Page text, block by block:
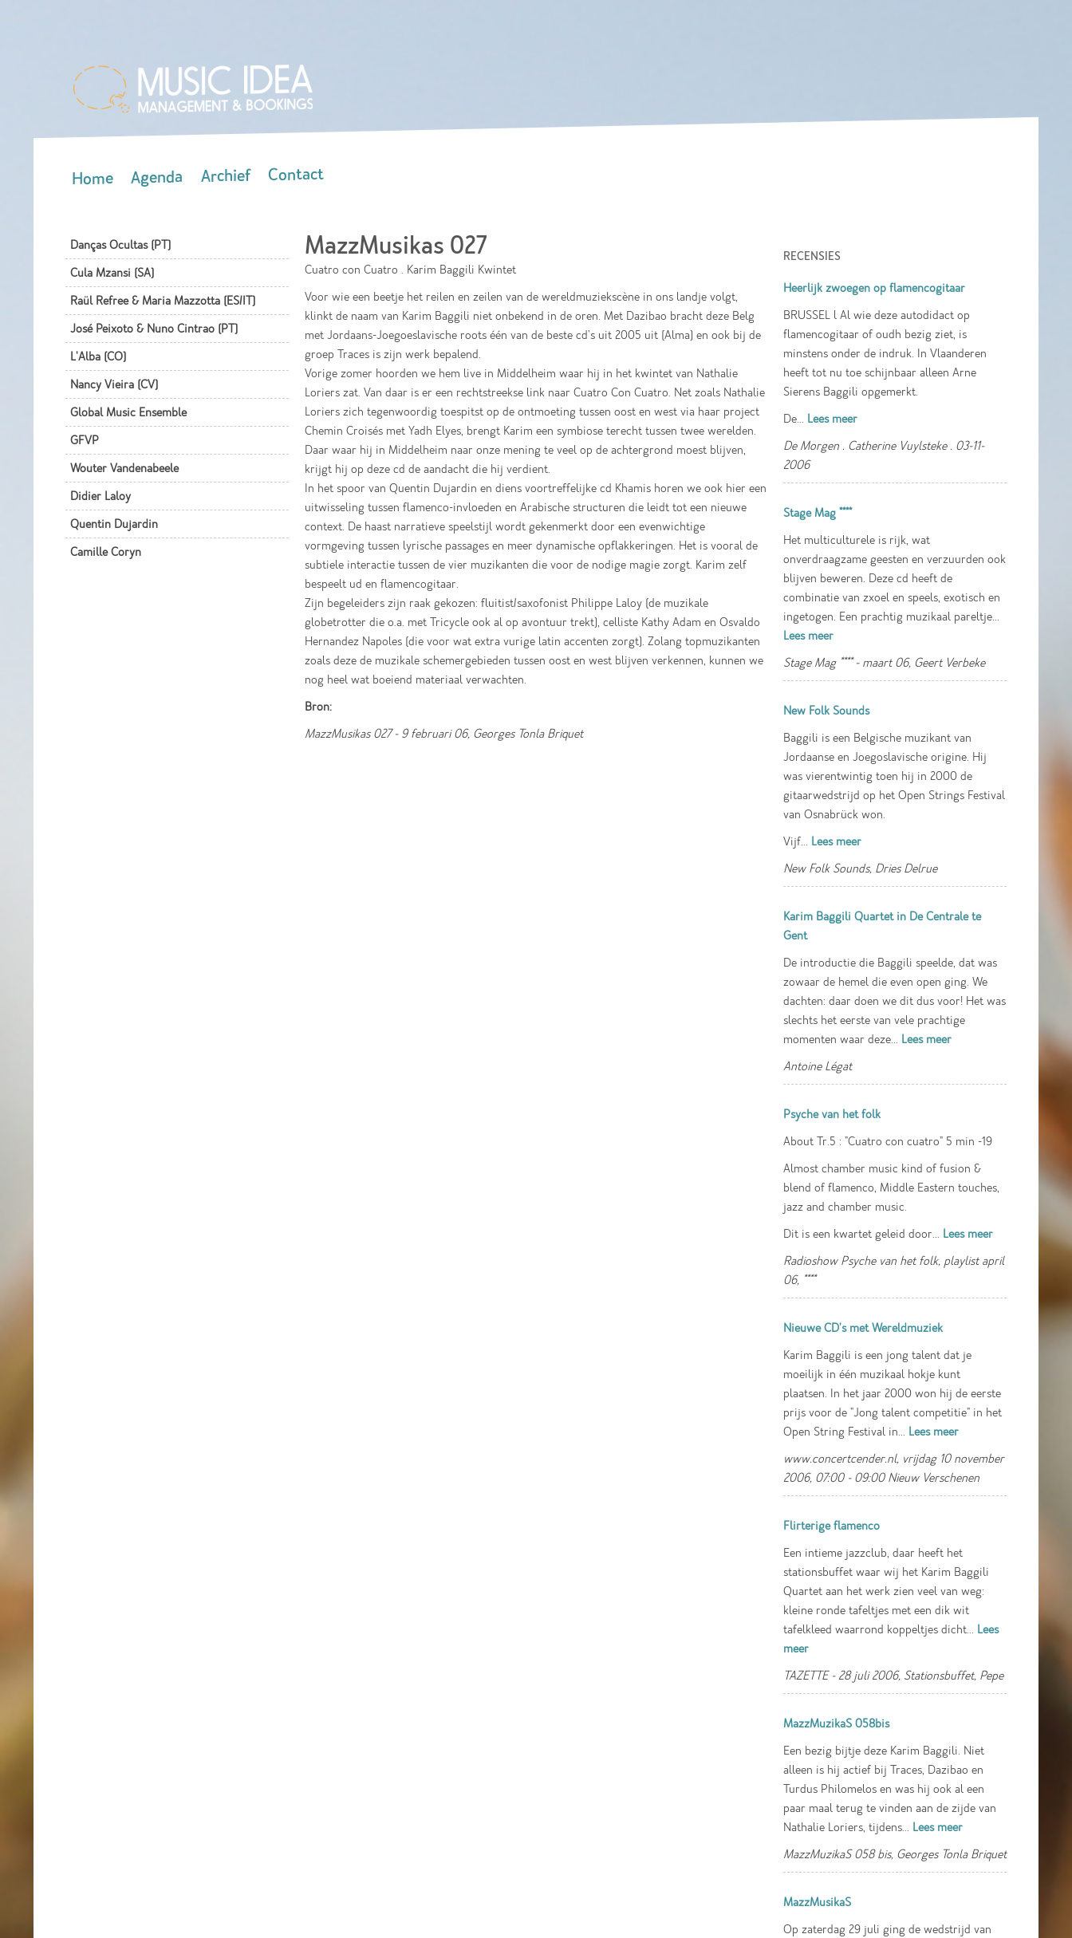
Home Agenda Archief Contact
Danças Ocultas (PT)
Cula Mzansi (SA)
Raül Refree & Maria Mazzotta (ES/IT)
José Peixoto & Nuno Cintrao (PT)
L'Alba (CO)
Nancy Vieira (CV)
Global Music Ensemble
GFVP
Wouter Vandenabeele
Didier Laloy
Quentin Dujardin
Camille Coryn
MazzMusikas 027
Cuatro con Cuatro . Karim Baggili Kwintet
Voor wie een beetje het reilen en zeilen van de wereldmuziekscène in ons landje volgt,
klinkt de naam van Karim Baggili niet onbekend in de oren. Met Dazibao bracht deze Belg
met Jordaans-Joegoeslavische roots één van de beste cd's uit 2005 uit (Alma) en ook bij de
groep Traces is zijn werk bepalend.
Vorige zomer hoorden we hem live in Middelheim waar hij in het kwintet van Nathalie
Loriers zat. Van daar is er een rechtstreekse link naar Cuatro Con Cuatro. Net zoals Nathalie
Loriers zich tegenwoordig toespitst op de ontmoeting tussen oost en west via haar project
Chemin Croisés met Yadh Elyes, brengt Karim een symbiose terecht tussen twee werelden.
Daar waar hij in Middelheim naar onze mening te veel op de achtergrond moest blijven,
krijgt hij op deze cd de aandacht die hij verdient.
In het spoor van Quentin Dujardin en diens voortreffelijke cd Khamis horen we ook hier een
uitwisseling tussen flamenco-invloeden en Arabische structuren die leidt tot een nieuwe
context. De haast narratieve speelstijl wordt gekenmerkt door een evenwichtige
vormgeving tussen lyrische passages en meer dynamische opflakkeringen. Het is vooral de
subtiele interactie tussen de vier muzikanten die voor de nodige magie zorgt. Karim zelf
bespeelt ud en flamencogitaar.
Zijn begeleiders zijn raak gekozen: fluitist/saxofonist Philippe Laloy (de muzikale
globetrotter die o.a. met Tricycle ook al op avontuur trekt), celliste Kathy Adam en Osvaldo
Hernandez Napoles (die voor wat extra vurige latin accenten zorgt). Zolang topmuzikanten
zoals deze de muzikale schemergebieden tussen oost en west blijven verkennen, kunnen we
nog heel wat boeiend materiaal verwachten.
Bron:
MazzMusikas 027 - 9 februari 06, Georges Tonla Briquet
RECENSIES
Heerlijk zwoegen op flamencogitaar
BRUSSEL l Al wie deze autodidact op
flamencogitaar of oudh bezig ziet, is
minstens onder de indruk. In Vlaanderen
heeft tot nu toe schijnbaar alleen Arne
Sierens Baggili opgemerkt.
De... Lees meer
De Morgen . Catherine Vuylsteke . 03-11-
2006
Stage Mag ****
Het multiculturele is rijk, wat
onverdraagzame geesten en verzuurden ook
blijven beweren. Deze cd heeft de
combinatie van zxoel en speels, exotisch en
ingetogen. Een prachtig muzikaal pareltje...
Lees meer
Stage Mag **** - maart 06, Geert Verbeke
New Folk Sounds
Baggili is een Belgische muzikant van
Jordaanse en Joegoslavische origine. Hij
was vierentwintig toen hij in 2000 de
gitaarwedstrijd op het Open Strings Festival
van Osnabrück won.
Vijf... Lees meer
New Folk Sounds, Dries Delrue
Karim Baggili Quartet in De Centrale te
Gent
De introductie die Baggili speelde, dat was
zowaar de hemel die even open ging. We
dachten: daar doen we dit dus voor! Het was
slechts het eerste van vele prachtige
momenten waar deze... Lees meer
Antoine Légat
Psyche van het folk
About Tr.5 : "Cuatro con cuatro" 5 min -19
Almost chamber music kind of fusion &
blend of flamenco, Middle Eastern touches,
jazz and chamber music.
Dit is een kwartet geleid door... Lees meer
Radioshow Psyche van het folk, playlist april
06, ****
Nieuwe CD's met Wereldmuziek
Karim Baggili is een jong talent dat je
moeilijk in één muzikaal hokje kunt
plaatsen. In het jaar 2000 won hij de eerste
prijs voor de "Jong talent competitie" in het
Open String Festival in... Lees meer
www.concertcender.nl, vrijdag 10 november
2006, 07:00 - 09:00 Nieuw Verschenen
Flirterige flamenco
Een intieme jazzclub, daar heeft het
stationsbuffet waar wij het Karim Baggili
Quartet aan het werk zien veel van weg:
kleine ronde tafeltjes met een dik wit
tafelkleed waarrond koppeltjes dicht... Lees
meer
TAZETTE - 28 juli 2006, Stationsbuffet, Pepe
MazzMuzikaS 058bis
Een bezig bijtje deze Karim Baggili. Niet
alleen is hij actief bij Traces, Dazibao en
Turdus Philomelos en was hij ook al een
paar maal terug te vinden aan de zijde van
Nathalie Loriers, tijdens... Lees meer
MazzMuzikaS 058 bis, Georges Tonla Briquet
MazzMusikaS
Op zaterdag 29 juli ging de wedstrijd van